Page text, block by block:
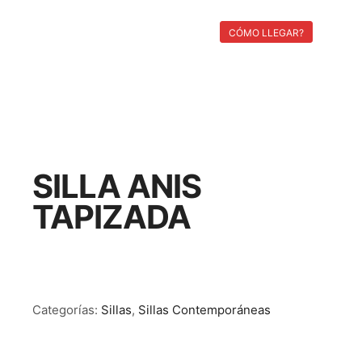
Buscar Más información
CÓMO LLEGAR?
SILLA ANIS
TAPIZADA
Categorías: Sillas, Sillas Contemporáneas